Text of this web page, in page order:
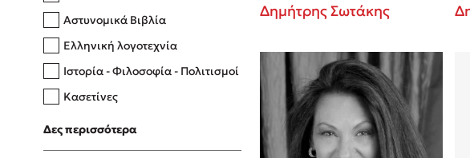
Δανάη Δεληγεώργη
Πάνω, κάτω, μπροστά, πίσω
Αστυνομικά Βιβλία
Ελληνική λογοτεχνία
Ιστορία - Φιλοσοφία - Πολιτισμοί
Κασετίνες
Λευκώματα - Έγχρωμοι οδηγοί
Μαγειρική
Δες περισσότερα
Δημήτρης Σωτάκης